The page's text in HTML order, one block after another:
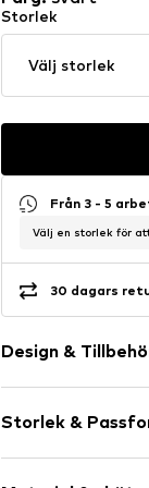
Storlek
Välj storlek
Från 3 - 5
Välj en storlek för
30 dagars
Design &
Midjeband med
Elastisk
Bakfickor
Storlek &